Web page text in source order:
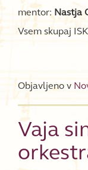
mentor: Nastja
Vsem skupaj
Objavljeno v
Vaja